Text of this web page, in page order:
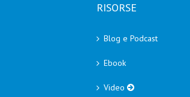
RISORSE
Blog e Podcast
Ebook
Video